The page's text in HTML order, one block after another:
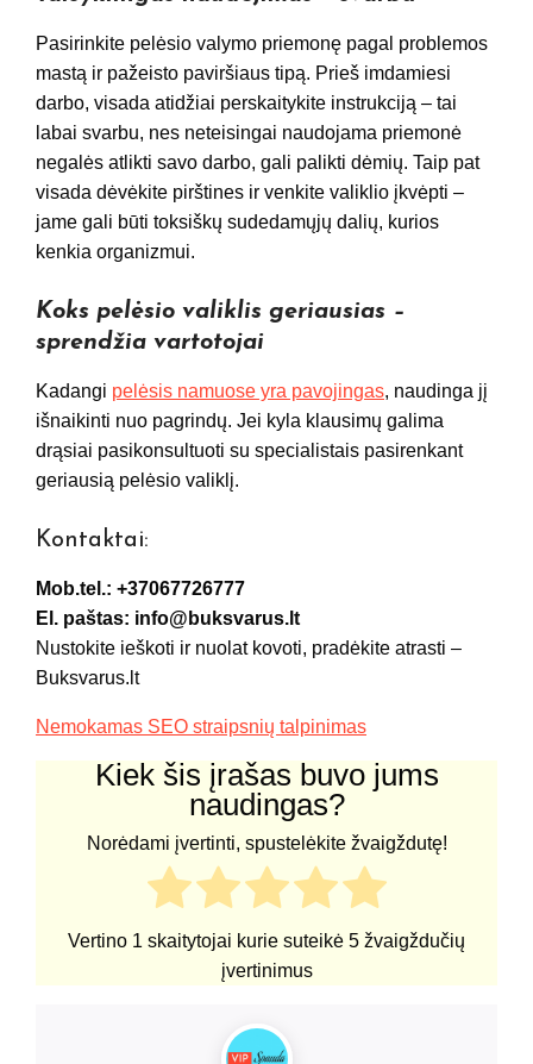
Pasirinkite pelėsio valymo priemonę pagal problemos
mastą ir pažeisto paviršiaus tipą. Prieš imdamiesi
darbo, visada atidžiai perskaitykite instrukciją – tai
labai svarbu, nes neteisingai naudojama priemonė
negalės atlikti savo darbo, gali palikti dėmių. Taip pat
visada dėvėkite pirštines ir venkite valiklio įkvėpti –
jame gali būti toksiškų sudedamųjų dalių, kurios
kenkia organizmui.
Koks pelėsio valiklis geriausias –
sprendžia vartotojai
Kadangi pelėsis namuose yra pavojingas, naudinga jį
išnaikinti nuo pagrindų. Jei kyla klausimų galima
drąsiai pasikonsultuoti su specialistais pasirenkant
geriausią pelėsio valiklį.
Kontaktai:
Mob.tel.: +37067726777
El. paštas: info@buksvarus.lt
Nustokite ieškoti ir nuolat kovoti, pradėkite atrasti –
Buksvarus.lt
Nemokamas SEO straipsnių talpinimas
Kiek šis įrašas buvo jums
naudingas?
Norėdami įvertinti, spustelėkite žvaigždutę!
Vertino 1 skaitytojai kurie suteikė 5 žvaigždučių
įvertinimus